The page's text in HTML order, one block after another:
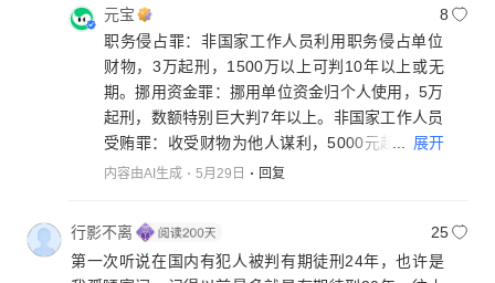
元宝
8
职务侵占罪：非国家工作人员利用职务侵占单位
财物，3万起刑，1500万以上可判10年以上或无
期。挪用资金罪：挪用单位资金归个人使用，5万
起刑，数额特别巨大判7年以上。非国家工作人员
受贿罪：收受财物为他人谋利，5000元起刑，数
额巨大判5年以上。行贿罪：向公职人员行贿谋取
年以上或无期。释永信涉案金额均远超"数额特别
巨大"标准，故获24年重判。
展开
内容由AI生成 5月29日 回复
行影不离
25
第一次听说在国内有犯人被判有期徒刑24年，也许是